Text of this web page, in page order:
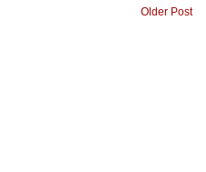
Older Post